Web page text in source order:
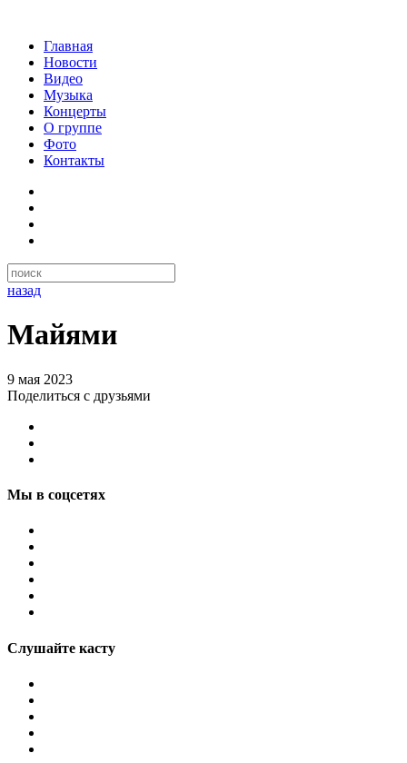
Главная
Новости
Видео
Музыка
Концерты
О группе
Фото
Контакты
назад
Майями
9 мая 2023
Поделиться с друзьями
Мы в соцсетях
Слушайте касту